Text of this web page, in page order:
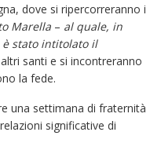
dove si ripercorreranno i
Marella – al quale, in
è stato intitolato il
santi e si incontreranno
la fede.
una settimana di fraternità
significative di